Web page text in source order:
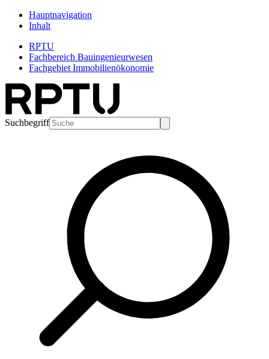
Hauptnavigation
Inhalt
RPTU
Fachbereich Bauingenieurwesen
Fachgebiet Immobilienökonomie
Suchbegriff